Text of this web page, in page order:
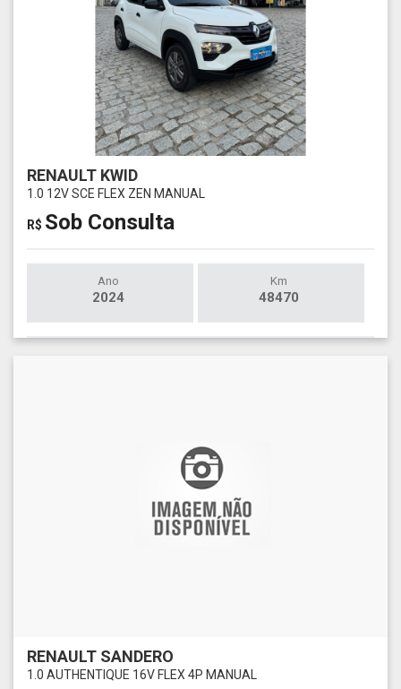
RENAULT KWID
1.0 12V SCE FLEX ZEN MANUAL
R$ Sob Consulta
Ano
2024
Km
48470
RENAULT SANDERO
1.0 AUTHENTIQUE 16V FLEX 4P MANUAL